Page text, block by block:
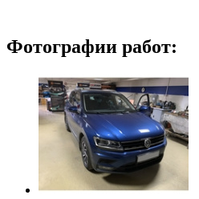
Фотографии работ: